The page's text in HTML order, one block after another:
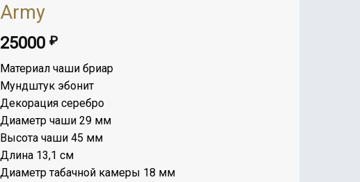
Army
25000 ₽
Материал чаши бриар
Мундштук эбонит
Декорация серебро
Диаметр чаши 29 мм
Высота чаши 45 мм
Длина 13,1 см
Диаметр табачной камеры 18 мм